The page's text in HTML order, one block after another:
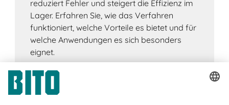
reduziert Fehler und steigert die Effizienz im
Lager. Erfahren Sie, wie das Verfahren
funktioniert, welche Vorteile es bietet und für
welche Anwendungen es sich besonders
eignet.